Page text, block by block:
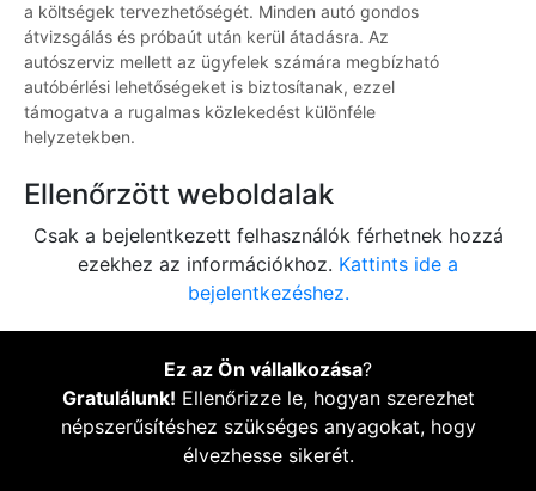
a költségek tervezhetőségét. Minden autó gondos
átvizsgálás és próbaút után kerül átadásra. Az
autószerviz mellett az ügyfelek számára megbízható
autóbérlési lehetőségeket is biztosítanak, ezzel
támogatva a rugalmas közlekedést különféle
helyzetekben.
Ellenőrzött weboldalak
Csak a bejelentkezett felhasználók férhetnek hozzá
ezekhez az információkhoz. Kattints ide a
bejelentkezéshez.
Ez az Ön vállalkozása?
Gratulálunk! Ellenőrizze le, hogyan szerezhet
népszerűsítéshez szükséges anyagokat, hogy
élvezhesse sikerét.